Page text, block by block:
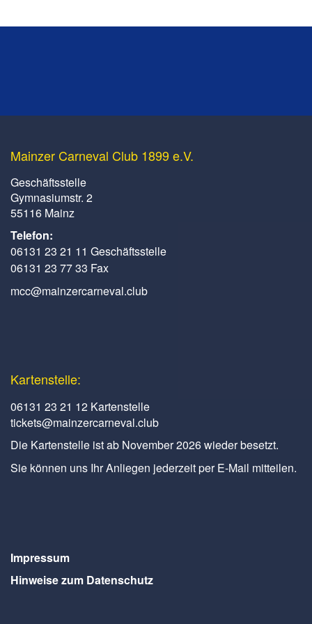
Mainzer Carneval Club 1899 e.V.
Geschäftsstelle
Gymnasiumstr. 2
55116 Mainz
Telefon:
06131 23 21 11 Geschäftsstelle
06131 23 77 33 Fax
mcc@mainzercarneval.club
Kartenstelle:
06131 23 21 12 Kartenstelle
tickets@mainzercarneval.club
Die Kartenstelle ist ab November 2026 wieder besetzt.
Sie können uns Ihr Anliegen jederzeit per E-Mail mitteilen.
Impressum
Hinweise zum Datenschutz